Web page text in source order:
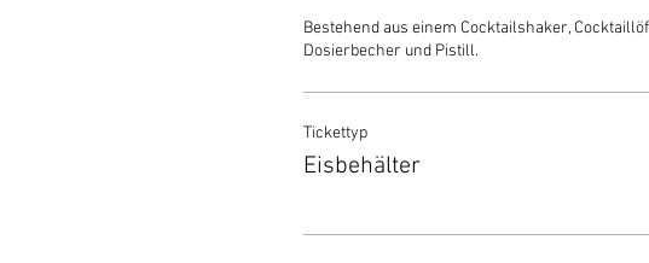
Bestehend aus einem Cocktailshaker,
Dosierbecher und Pistill.
Tickettyp
Eisbehälter